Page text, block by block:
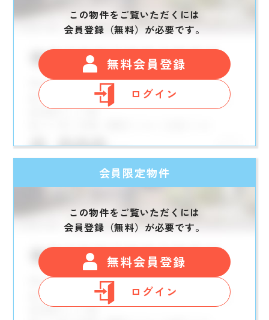
この物件をご覧いただくには
会員登録（無料）が必要です。
無料会員登録
ログイン
会員限定物件
この物件をご覧いただくには
会員登録（無料）が必要です。
無料会員登録
ログイン